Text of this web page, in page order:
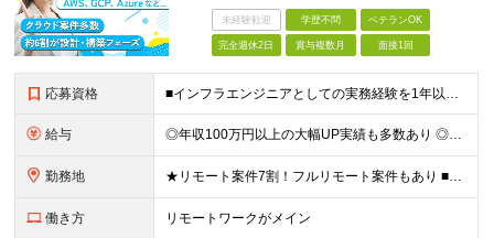
未経験歓迎 学歴不問 ベテランOK
完全週休2日 賞与複数月 面接1回
応募資格 ■インフラエンジニアとしての実務経験を1年以上お持ちの方 AIエンジニア・サーバーサイドエンジニア・DBエンジニアなどから挑戦したい方も大歓迎です。 ■学歴不問 ＼こんな方にピッタリの環境です／
給与 ◎年収100万円以上の大幅UP実績も多数あり ◎「年俸制」または「月給制（賞与あり）」から選択可能 ◎前職給与や本人の希望を最大限に考慮して決定 ＼選べる2つの給与形態／ あなたのライフスタイルや将
勤務地 ★リモート案件7割！フルリモート案件もあり ■東京、神奈川、千葉、埼玉、大阪、京都、兵庫の各プロジェクト先、またはテレワーク（リモートワーク） ※転居を伴う転勤はありません。 ※お住まいの地域や希望を
働き方 リモートワークがメイン